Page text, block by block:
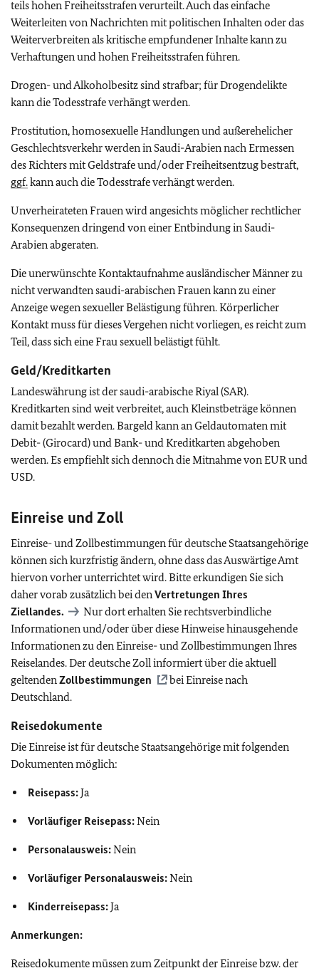
teils hohen Freiheitsstrafen verurteilt. Auch das einfache
Weiterleiten von Nachrichten mit politischen Inhalten oder das
Weiterverbreiten als kritische empfundener Inhalte kann zu
Verhaftungen und hohen Freiheitsstrafen führen.
Drogen- und Alkoholbesitz sind strafbar; für Drogendelikte
kann die Todesstrafe verhängt werden.
Prostitution, homosexuelle Handlungen und außerehelicher
Geschlechtsverkehr werden in Saudi-Arabien nach Ermessen
des Richters mit Geldstrafe und/oder Freiheitsentzug bestraft,
ggf.kann auch die Todesstrafe verhängt werden.
Unverheirateten Frauen wird angesichts möglicher rechtlicher
Konsequenzen dringend von einer Entbindung in Saudi-
Arabien abgeraten.
Die unerwünschte Kontaktaufnahme ausländischer Männer zu
nicht verwandten saudi-arabischen Frauen kann zu einer
Anzeige wegen sexueller Belästigung führen. Körperlicher
Kontakt muss für dieses Vergehen nicht vorliegen, es reicht zum
Teil, dass sich eine Frau sexuell belästigt fühlt.
Geld/Kreditkarten
Landeswährung ist der saudi-arabische Riyal (SAR).
Kreditkarten sind weit verbreitet, auch Kleinstbeträge können
damit bezahlt werden. Bargeld kann an Geldautomaten mit
Debit- (Girocard) und Bank- und Kreditkarten abgehoben
werden. Es empfiehlt sich dennoch die Mitnahme von EUR und
USD.
Einreise und Zoll
Einreise- und Zollbestimmungen für deutsche Staatsangehörige
können sich kurzfristig ändern, ohne dass das Auswärtige Amt
hiervon vorher unterrichtet wird. Bitte erkundigen Sie sich
daher vorab zusätzlich bei denVertretungen Ihres
Ziellandes.
Nur dort erhalten Sie rechtsverbindliche
Informationen und/oder über diese Hinweise hinausgehende
Informationen zu den Einreise- und Zollbestimmungen Ihres
Reiselandes. Der deutsche Zoll informiert über die aktuell
geltendenZollbestimmungen
bei Einreise nach
Deutschland.
Reisedokumente
Die Einreise ist für deutsche Staatsangehörige mit folgenden
Dokumenten möglich:
Reisepass:Ja
Vorläufiger Reisepass:Nein
Personalausweis:Nein
Vorläufiger Personalausweis:Nein
Kinderreisepass:Ja
Anmerkungen:
Reisedokumente müssen zum Zeitpunkt der Einreise bzw. der